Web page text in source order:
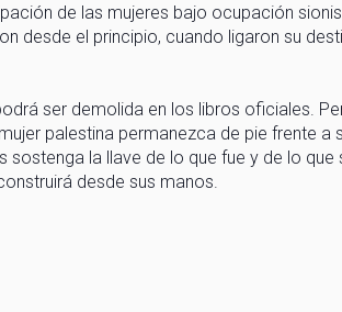
de las mujeres bajo ocupación
desde el principio, cuando ligaron su
ser demolida en los libros oficiales.
palestina permanezca de pie frente a
sostenga la llave de lo que fue y de lo que
desde sus manos.